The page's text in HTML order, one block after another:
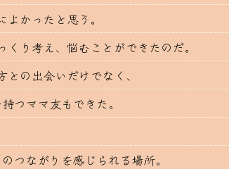
かったと思う。
り考え、悩むことができたのだ。
の出会いだけでなく、
つママ友もできた。
つながりを感じられる場所。